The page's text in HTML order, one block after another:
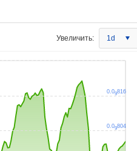
Увеличить: 1d
0.09804
0.09816